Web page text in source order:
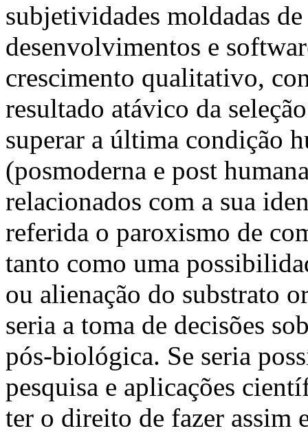
subjetividades moldadas
desenvolvimentos e
crescimento qualitativo,
resultado atávico da
superar a última condição
(posmoderna e post
relacionados com a sua
referida o paroxismo de
tanto como uma
ou alienação do substrato
seria a toma de decisões
pós-biológica. Se seria
pesquisa e aplicações
ter o direito de fazer assim